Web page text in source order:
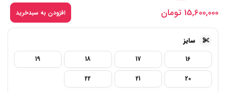
15,600,000 تومان افزودن به سبدخرید
سایز
16
17
18
19
20
21
22